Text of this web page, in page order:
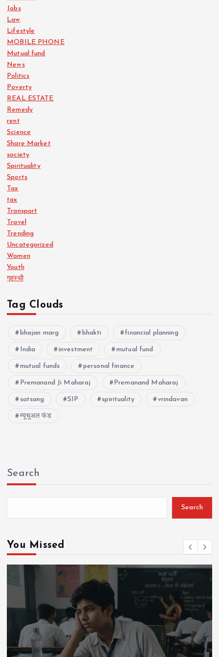
Jobs
Law
Lifestyle
MOBILE PHONE
Mutual fund
News
Politics
Poverty
REAL ESTATE
Remedy
rent
Science
Share Market
society
Spirituality
Sports
Tax
tax
Transport
Travel
Trending
Uncategorized
Women
Youth
गृहस्थी
Tag Clouds
bhajan marg bhakti financial planning
India investment mutual fund
mutual funds personal finance
Premanand Ji Maharaj Premanand Maharaj
satsang SIP spirituality vrindavan
म्यूचुअल फंड
Search
Search
You Missed